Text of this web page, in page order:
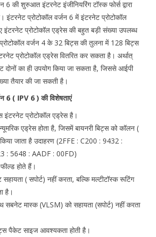
6 की शुरुआत इंटरनेट इंजीनियरिंग टॉस्क फोर्स द्वारा
इंटरनेट प्रोटोकॉल वर्जन 6 में इंटरनेट प्रोटोकॉल
इंटरनेट प्रोटोकॉल एड्रेस की बहुत बड़ी संख्या उपलब्ध
वर्जन 4 के 32 बिट्स की तुलना में 128 बिट्स
प्रोटोकॉल एड्रेस वितरित कर सकता है। अर्थात्
का ही उपयोग किया जा सकता है, जिससे आईपी
तैयार की जा सकती है।
6 ( IPV 6 ) की विशेषताएं
इंटरनेट प्रोटोकॉल एड्रेस है।
एड्रेस होता है, जिसमें बायनरी बिट्स को कॉलन (
किया जाता है उदाहरण (2FFE : C200 : 9432 :
: 5648 : AADF : 00FD)
होते हैं।
( सपोर्ट) नहीं करता, बल्कि मल्टीटॉस्क रूटिंग
है।
मास्क (VLSM) को सहायता (सपोर्ट) नहीं करता
पैकेट साइज आवश्यकता होती है।